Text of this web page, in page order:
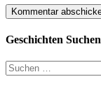
Geschichten Suchen
Suchen
nach: